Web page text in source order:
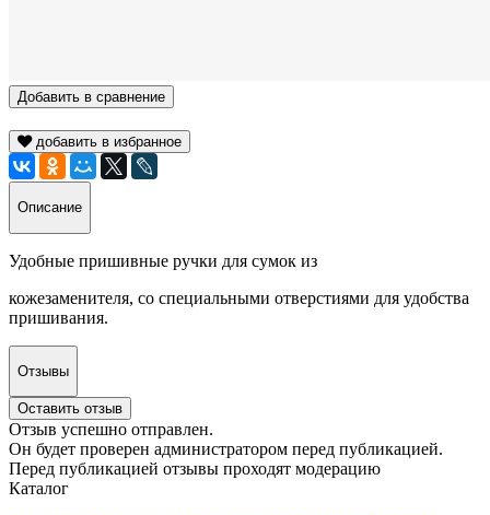
Добавить в сравнение
добавить в избранное
Описание
Удобные пришивные ручки для сумок из
кожезаменителя, со специальными отверстиями для удобства
пришивания.
Отзывы
Оставить отзыв
Отзыв успешно отправлен.
Он будет проверен администратором перед публикацией.
Перед публикацией отзывы проходят модерацию
Каталог